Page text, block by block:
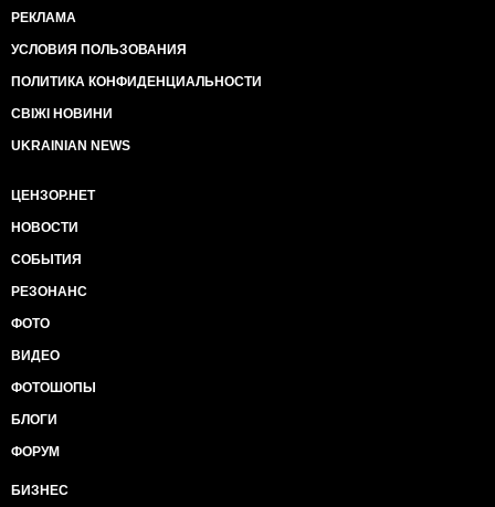
РЕКЛАМА
УСЛОВИЯ ПОЛЬЗОВАНИЯ
ПОЛИТИКА КОНФИДЕНЦИАЛЬНОСТИ
СВІЖІ НОВИНИ
UKRAINIAN NEWS
ЦЕНЗОР.НЕТ
НОВОСТИ
СОБЫТИЯ
РЕЗОНАНС
ФОТО
ВИДЕО
ФОТОШОПЫ
БЛОГИ
ФОРУМ
БИЗНЕС